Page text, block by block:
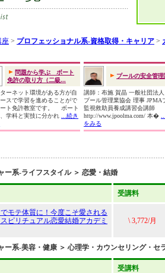
座 > プロフェッショナル系-資格取得・キャリア >
問題から学ぶ ボート
免許の取り方（二級...
ーネット環境がある方が自
スで学習を進めることがで
ート免許教室です。 ボート
学科と実技に分かれ
...続き
プールの安全管理
講師：布施 賀晶 一般社団法
プール管理業協会 理事 JPMA
監視救助員養成講習会講師
http://www.jpoolma.com/ 本�
をみる
ー系-ライフスタイル ＞ 恋愛・結婚
受講料
モテ体質に！今度こそ愛される
ピリチュアル恋愛結婚アカデミ
\ 3,772/月
ー系-美容・健康 ＞ 心理学・カウンセリング・セ
受講料